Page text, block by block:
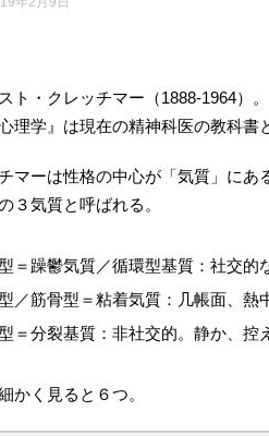
ト・クレッチマー（1888-1964）
心理学』は現在の精神科医の教科書
マーは性格の中心が「気質」に
３気質と呼ばれる。
＝躁鬱気質／循環型基質：社交的
／筋骨型＝粘着気質：几帳面、熱
＝分裂基質：非社交的。静か、控
かく見ると６つ。